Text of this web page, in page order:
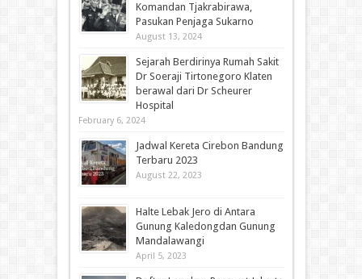
Komandan Tjakrabirawa,
Pasukan Penjaga Sukarno
August 13, 2024
Sejarah Berdirinya Rumah Sakit
Dr Soeraji Tirtonegoro Klaten
berawal dari Dr Scheurer
Hospital
February 6, 2024
Jadwal Kereta Cirebon Bandung
Terbaru 2023
August 22, 2023
Halte Lebak Jero di Antara
Gunung Kaledongdan Gunung
Mandalawangi
April 5, 2023